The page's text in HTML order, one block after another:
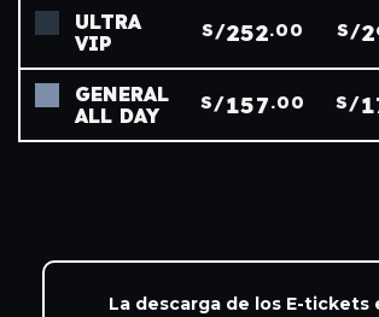
ULTRA
VIP
S/252.00 S/
GENERAL
ALL DAY
S/157.00 S/
La descarga de los E-tickets